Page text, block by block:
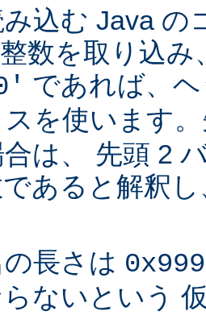
込む Java の
数を取り込
であれば、
スを使います
は、 先頭 2
あると解釈
長さは
ないという